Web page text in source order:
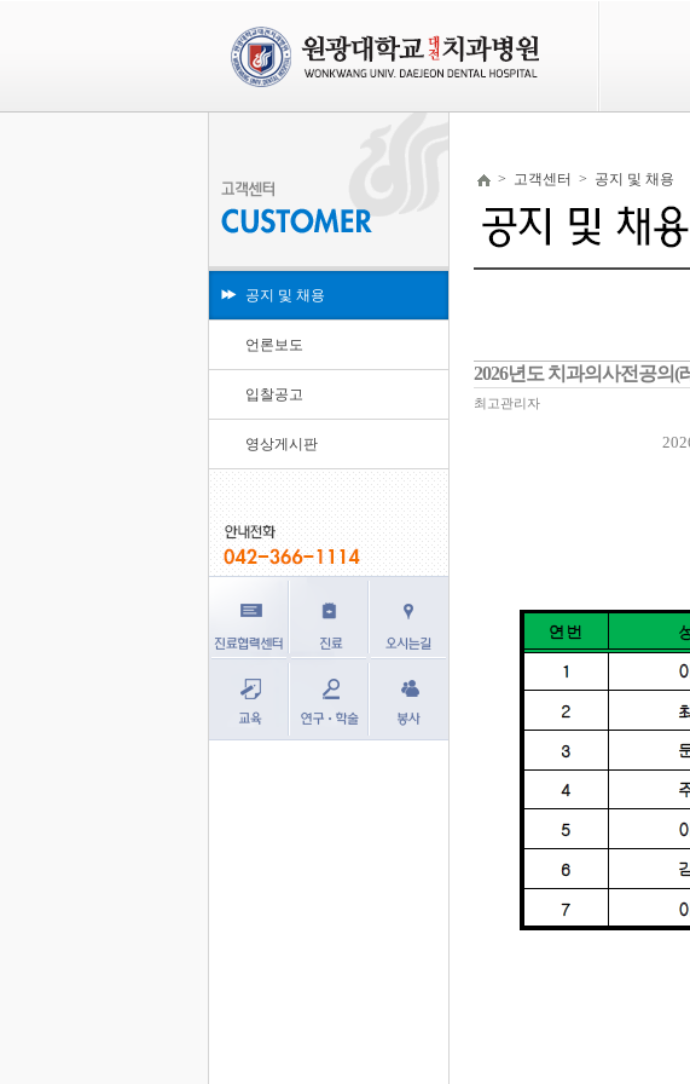
공지 및 채용
언론보도
입찰공고
영상게시판
> 고객센터 > 공지 및 채용
2026년도 치과의사전공의(
최고관리자